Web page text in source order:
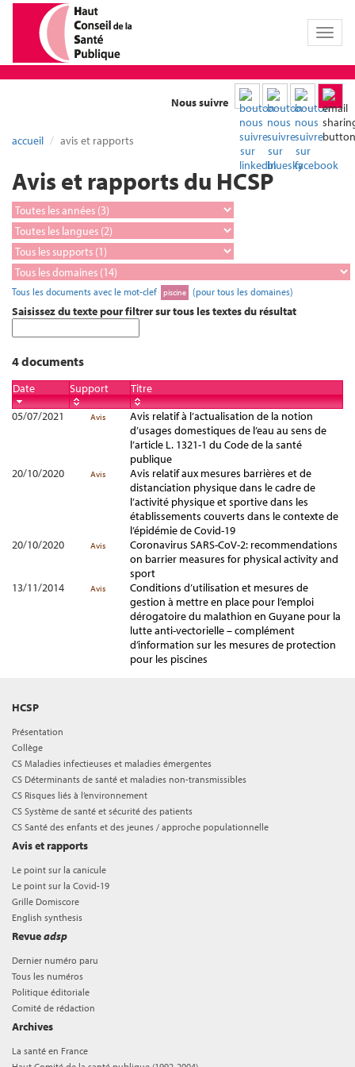
Toggle
Nous suivre
accueil avis et rapports
Avis et rapports du HCSP
Tous les documents avec le mot-clef piscine (pour tous les domaines)
Saisissez du texte pour filtrer sur tous les textes du résultat
4 documents
Date Support
Titre
05/07/2021
Avis
Avis relatif à l’actualisation de la notion
d’usages domestiques de l’eau au sens de
l’article L. 1321-1 du Code de la santé
publique
20/10/2020
Avis
Avis relatif aux mesures barrières et de
distanciation physique dans le cadre de
l’activité physique et sportive dans les
établissements couverts dans le contexte de
l’épidémie de Covid-19
20/10/2020
Avis
Coronavirus SARS-CoV-2: recommendations
on barrier measures for physical activity and
sport
13/11/2014
Avis
Conditions d’utilisation et mesures de
gestion à mettre en place pour l’emploi
dérogatoire du malathion en Guyane pour la
lutte anti-vectorielle – complément
d’information sur les mesures de protection
pour les piscines
HCSP
Présentation
Collège
CS Maladies infectieuses et maladies émergentes
CS Déterminants de santé et maladies non-transmissibles
CS Risques liés à l’environnement
CS Système de santé et sécurité des patients
CS Santé des enfants et des jeunes / approche populationnelle
Avis et rapports
Le point sur la canicule
Le point sur la Covid-19
Grille Domiscore
English synthesis
Revueadsp
Dernier numéro paru
Tous les numéros
Politique éditoriale
Comité de rédaction
Archives
La santé en France